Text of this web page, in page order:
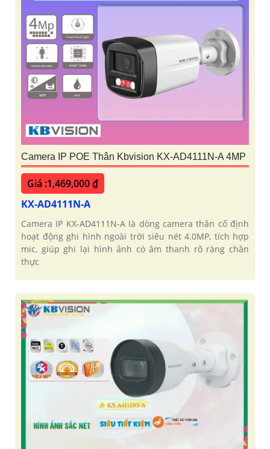
Camera IP POE Thân Kbvision KX-AD4111N-A 4MP
Giá :1,469,000 ₫
KX-AD4111N-A
Camera IP KX-AD4111N-A là dòng camera thân cố định
hoạt động ghi hình ngoài trời siêu nét 4.0MP, tích hợp
mic, giúp ghi lại hình ảnh có âm thanh rõ ràng chân
thực